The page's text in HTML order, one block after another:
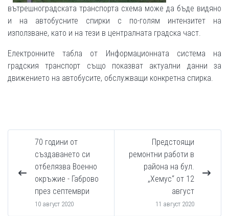
вътрешноградската транспорта схема може да бъде видяно
и на автобусните спирки с по-голям интензитет на
използване, като и на тези в централната градска част.
Електронните табла от Информационната система на
градския транспорт също показват актуални данни за
движението на автобусите, обслужващи конкретна спирка.
70 години от
създаването си
отбелязва Военно
окръжие - Габрово
през септември
10 август 2020
Предстоящи
ремонтни работи в
района на бул.
„Хемус“ от 12
август
11 август 2020